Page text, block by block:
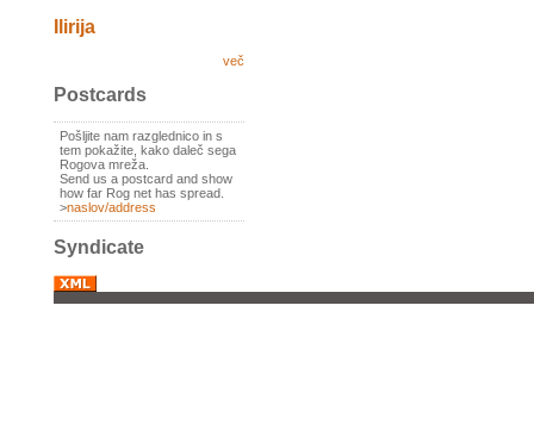
Ilirija
več
Postcards
Pošljite nam razglednico in s
tem pokažite, kako daleč sega
Rogova mreža.
Send us a postcard and show
how far Rog net has spread.
>naslov/address
Syndicate